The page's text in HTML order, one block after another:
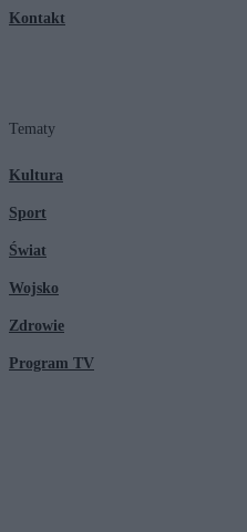
Kontakt
Tematy
Kultura
Sport
Świat
Wojsko
Zdrowie
Program TV